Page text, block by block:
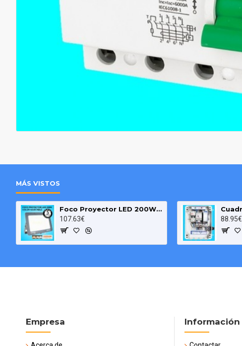
MÁS VISTOS
Foco Proyector LED 200W OSRAM IP65 Color Ajustable Exterior e Interior
107.63€
88.95€
Empresa Información